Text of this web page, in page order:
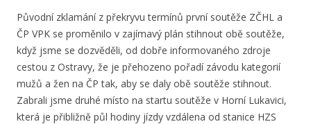
Původní zklamání z překryvu termínů první soutěže ZČHL a
ČP VPK se proměnilo v zajímavý plán stihnout obě soutěže,
když jsme se dozvěděli, od dobře informovaného zdroje
cestou z Ostravy, že je přehozeno pořadí závodu kategorií
mužů a žen na ČP tak, aby se daly obě soutěže stihnout.
Zabrali jsme druhé místo na startu soutěže v Horní Lukavici,
která je přibližně půl hodiny jízdy vzdálena od stanice HZS